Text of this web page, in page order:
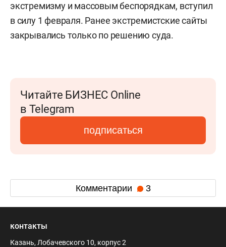
экстремизму и массовым беспорядкам, вступил
в силу 1 февраля. Ранее экстремистские сайты
закрывались только по решению суда.
Читайте БИЗНЕС Online
в Telegram
подписаться
Комментарии 3
контакты
Казань, Лобачевского 10, корпус 2